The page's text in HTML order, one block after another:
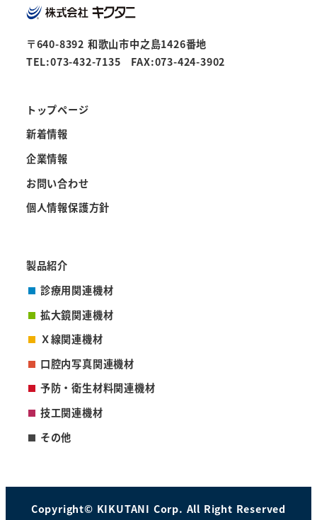
〒640-8392 和歌山市中之島1426番地
TEL:073-432-7135 FAX:073-424-3902
トップページ
新着情報
企業情報
お問い合わせ
個人情報保護方針
製品紹介
診療用関連機材
拡大鏡関連機材
Ｘ線関連機材
口腔内写真関連機材
予防・衛生材料関連機材
技工関連機材
その他
Copyright© KIKUTANI Corp. All Right Reserved